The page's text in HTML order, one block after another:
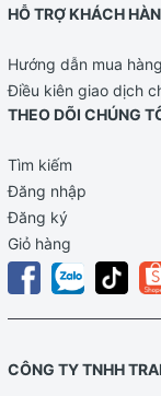
HỖ TRỢ KHÁCH
Hướng dẫn mua hàng
Điều kiên giao dịch
THEO DÕI CHÚNG
Tìm kiếm
Đăng nhập
Đăng ký
Giỏ hàng
CÔNG TY TNHH